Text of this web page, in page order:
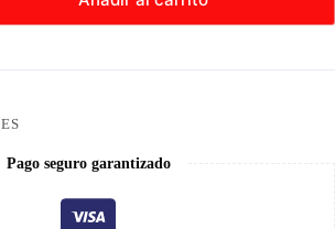
Pago seguro garantizado